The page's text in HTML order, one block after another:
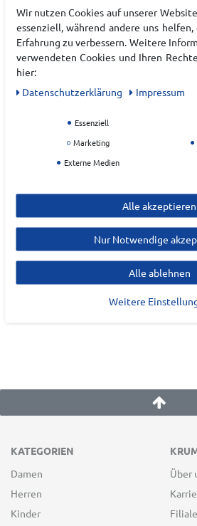
EAN:0198689467907
Materialzusammensetzung:
New Balance Germany GmbH
Deutschland
KATEGORIEN
Damen
Herren
Kinder
Über
Wir nutzen Cookies auf unserer
essenziell, während andere uns
Erfahrung zu verbessern. Weitere
verwendeten Cookies und Ihren
hier:
Daten­schutz­erklärung
Impressum
Essenziell
Marketing
Externe Medien
Alle akzeptieren
Nur Notwendige
Alle ablehnen
Weitere